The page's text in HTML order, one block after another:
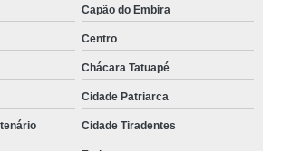
litros Marataízes
Iguaçu
Capão do Embira
Centro
Chácara Tatuapé
Cidade Patriarca
Cidade Tiradentes